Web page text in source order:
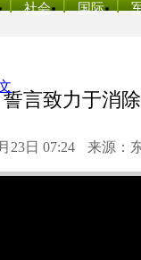
社会 国际
言致力于消
23日 07:24 来源：